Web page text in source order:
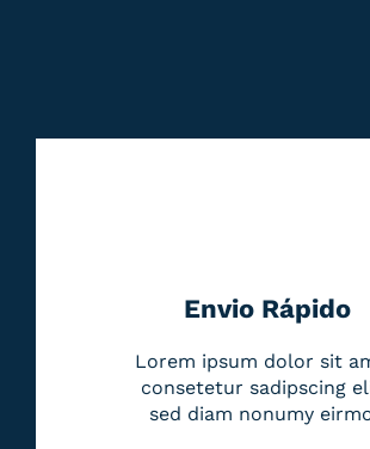
Envio Rápido
Lorem ipsum dolor sit
consetetur sadipscing
sed diam nonumy